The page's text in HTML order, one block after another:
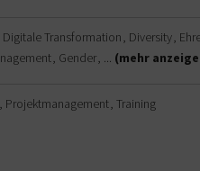
Digitale Transformation Diversity
Gender ... (mehr
Projektmanagement Training